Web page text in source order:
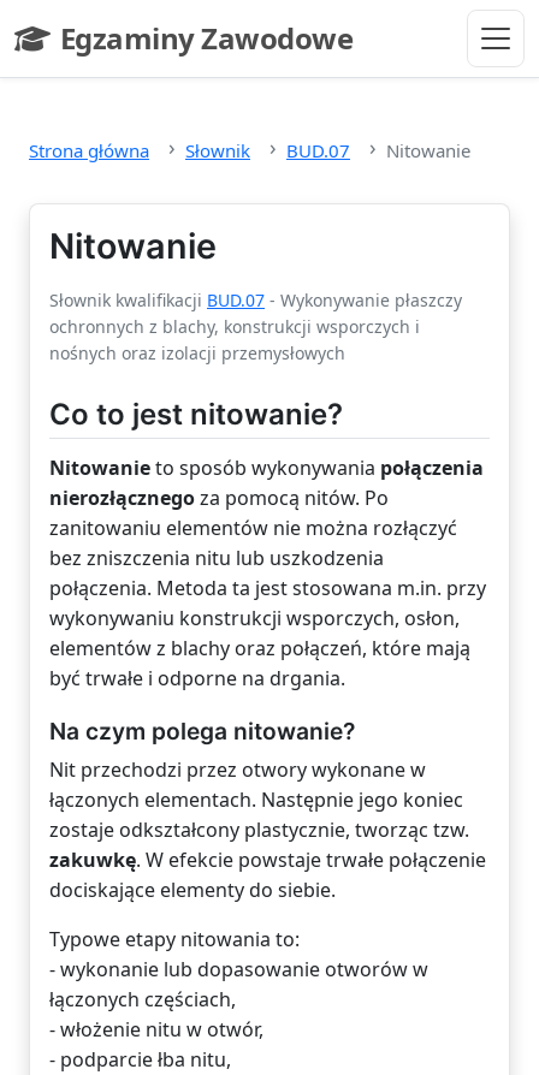
Egzaminy Zawodowe
- strona główna
Strona główna Słownik BUD.07 Nitowanie
Nitowanie
Słownik kwalifikacji BUD.07 - Wykonywanie płaszczy
ochronnych z blachy, konstrukcji wsporczych i
nośnych oraz izolacji przemysłowych
Co to jest nitowanie?
Nitowanieto sposób wykonywania połączenia
nierozłącznegoza pomocą nitów. Po
zanitowaniu elementów nie można rozłączyć
bez zniszczenia nitu lub uszkodzenia
połączenia. Metoda ta jest stosowana m.in. przy
wykonywaniu konstrukcji wsporczych, osłon,
elementów z blachy oraz połączeń, które mają
być trwałe i odporne na drgania.
Na czym polega nitowanie?
Nit przechodzi przez otwory wykonane w
łączonych elementach. Następnie jego koniec
zostaje odkształcony plastycznie, tworząc tzw.
zakuwkę. W efekcie powstaje trwałe połączenie
dociskające elementy do siebie.
Typowe etapy nitowania to:
- wykonanie lub dopasowanie otworów w
łączonych częściach,
- włożenie nitu w otwór,
- podparcie łba nitu,